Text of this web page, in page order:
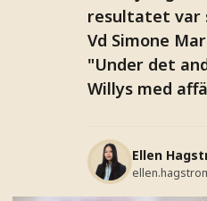
resultatet var
Vd Simone
"Under det
Willys med
Ellen